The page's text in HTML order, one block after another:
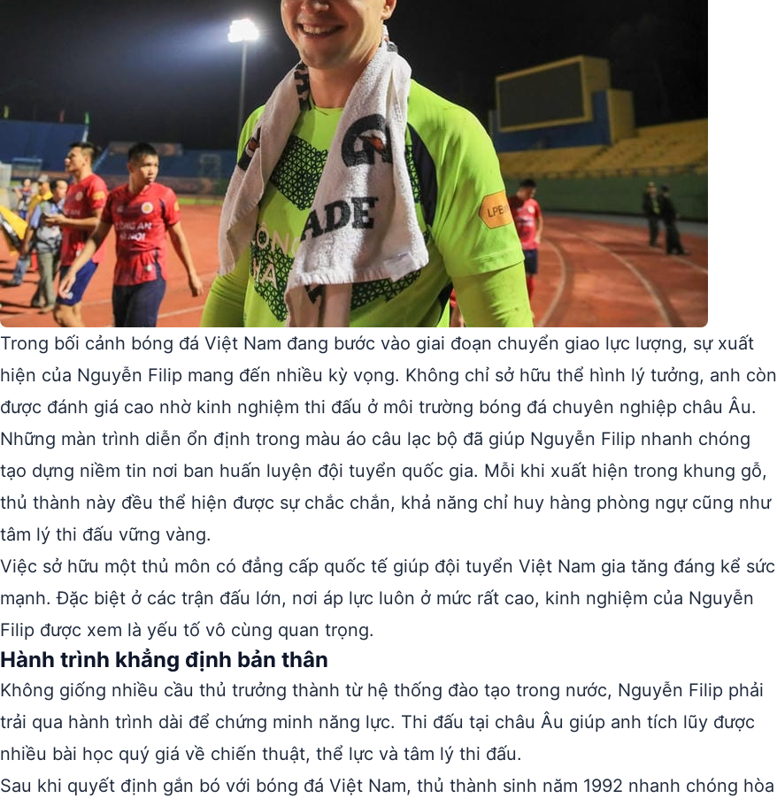
Trong bối cảnh bóng đá Việt Nam đang bước vào giai đoạn chuyển giao lực lượng, sự xuất
hiện của Nguyễn Filip mang đến nhiều kỳ vọng. Không chỉ sở hữu thể hình lý tưởng, anh còn
được đánh giá cao nhờ kinh nghiệm thi đấu ở môi trường bóng đá chuyên nghiệp châu Âu.
Những màn trình diễn ổn định trong màu áo câu lạc bộ đã giúp Nguyễn Filip nhanh chóng
tạo dựng niềm tin nơi ban huấn luyện đội tuyển quốc gia. Mỗi khi xuất hiện trong khung gỗ,
thủ thành này đều thể hiện được sự chắc chắn, khả năng chỉ huy hàng phòng ngự cũng như
tâm lý thi đấu vững vàng.
Việc sở hữu một thủ môn có đẳng cấp quốc tế giúp đội tuyển Việt Nam gia tăng đáng kể sức
mạnh. Đặc biệt ở các trận đấu lớn, nơi áp lực luôn ở mức rất cao, kinh nghiệm của Nguyễn
Filip được xem là yếu tố vô cùng quan trọng.
Hành trình khẳng định bản thân
Không giống nhiều cầu thủ trưởng thành từ hệ thống đào tạo trong nước, Nguyễn Filip phải
trải qua hành trình dài để chứng minh năng lực. Thi đấu tại châu Âu giúp anh tích lũy được
nhiều bài học quý giá về chiến thuật, thể lực và tâm lý thi đấu.
Sau khi quyết định gắn bó với bóng đá Việt Nam, thủ thành sinh năm 1992 nhanh chóng hòa